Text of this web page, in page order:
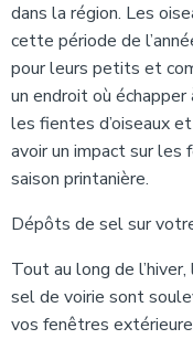
dans la région. Les
cette période de
pour leurs petits et
un endroit où échapper
les fientes d’oiseaux
avoir un impact sur
saison printanière.
Dépôts de sel sur
Tout au long de
sel de voirie sont
vos fenêtres